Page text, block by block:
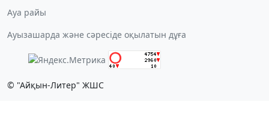
Ауа райы
Ауызашарда және сәресіде оқылатын дұға
© "Айқын-Литер" ЖШС